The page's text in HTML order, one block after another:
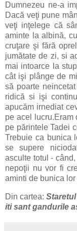
Dumnezeu ne-a
Dacă veţi pune
veţi inţelege că
aminte la albină,
cruţare şi fără
jumătate de zi, si
mai intoarce la
cât işi plânge de
să poarte
ridică si işi
apucăm irnediat
pe acel lucru.Eram
pe părintele Tadei
Trebuie ca bunica
se supere
asculte totul -
nepoţii nu vor fi
aminti de bunica
Din cartea:
iti sant gandurile